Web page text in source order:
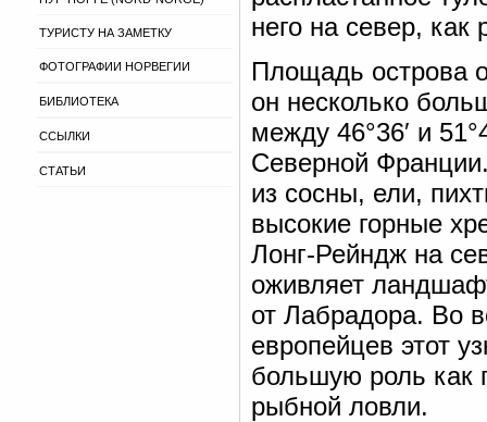
ТУРИСТУ НА ЗАМЕТКУ
ФОТОГРАФИИ НОРВЕГИИ
БИБЛИОТЕКА
ССЫЛКИ
СТАТЬИ
него на север, как
Площадь острова
он несколько
между 46°36′ и
Северной
из сосны, ели,
высокие горные
Лонг-Рейндж на
оживляет
от Лабрадора. Во
европейцев этот
большую роль как
рыбной ловли.